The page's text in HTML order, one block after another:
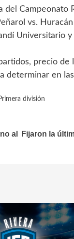
Campeonato
vs.
Universitario
precio de
determinar en
división
al
Fijaron la